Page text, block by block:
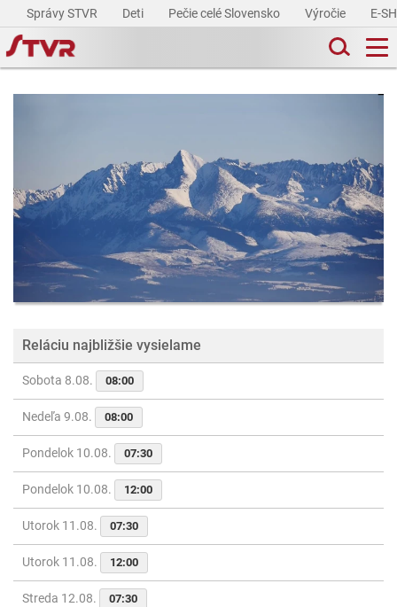
Správy STVR Deti Pečie celé Slovensko Výročie E-
Reláciu najbližšie vysielame
Sobota 8.08. 08:00
Nedeľa 9.08. 08:00
Pondelok 10.08. 07:30
Pondelok 10.08. 12:00
Utorok 11.08. 07:30
Utorok 11.08. 12:00
Streda 12.08. 07:30